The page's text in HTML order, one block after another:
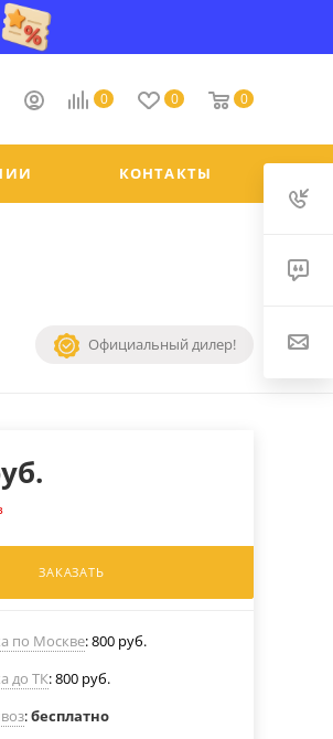
0 0 0
КОНТАКТЫ
Официальный дилер!
ЗАКАЗАТЬ
по Москве: 800 руб.
до ТК: 800 руб.
:бесплатно